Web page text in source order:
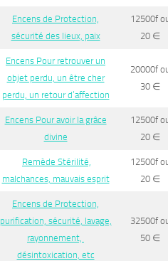
Encens de Protection,
sécurité des lieux, paix
12500f
20 ∈
Encens Pour retrouver un
objet perdu, un être cher
perdu, un retour d’affection
20000f
30 ∈
Encens Pour avoir la grâce
divine
12500f
20 ∈
Remède Stérilité,
malchances, mauvais esprit
12500f
20 ∈
Encens de Protection,
purification, sécurité, lavage,
rayonnement,
désintoxication, etc
32500f
50 ∈